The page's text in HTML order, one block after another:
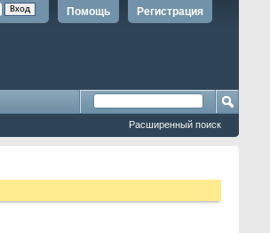
Регистрация
Помощь
Расширенный поиск